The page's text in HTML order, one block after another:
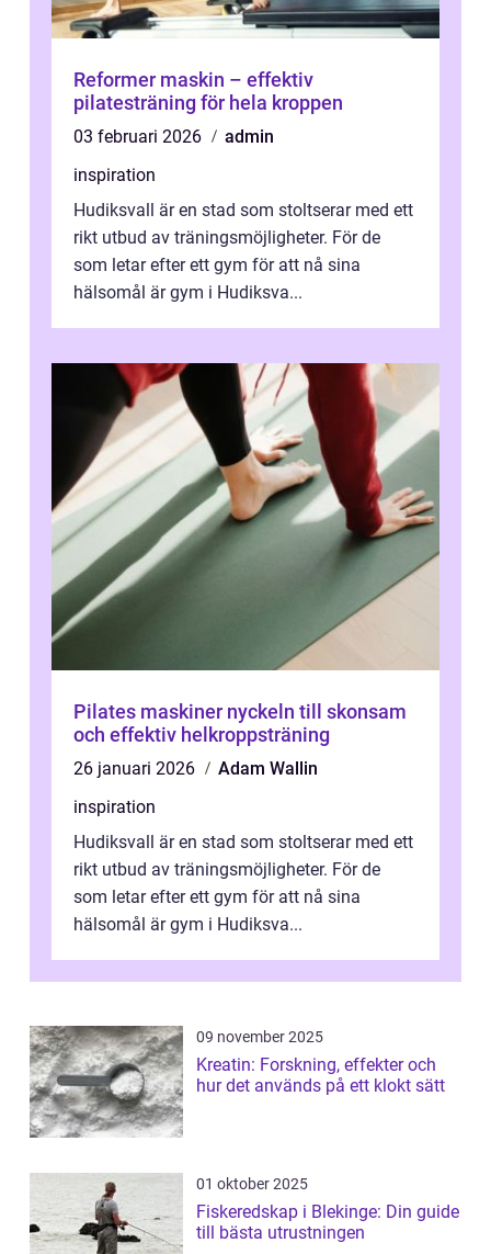
Reformer maskin – effektiv
pilatesträning för hela kroppen
03 februari 2026
admin
inspiration
Hudiksvall är en stad som stoltserar med ett
rikt utbud av träningsmöjligheter. För de
som letar efter ett gym för att nå sina
hälsomål är gym i Hudiksva...
Pilates maskiner nyckeln till skonsam
och effektiv helkroppsträning
26 januari 2026
Adam Wallin
inspiration
Hudiksvall är en stad som stoltserar med ett
rikt utbud av träningsmöjligheter. För de
som letar efter ett gym för att nå sina
hälsomål är gym i Hudiksva...
09 november 2025
Kreatin: Forskning, effekter och
hur det används på ett klokt sätt
01 oktober 2025
Fiskeredskap i Blekinge: Din guide
till bästa utrustningen